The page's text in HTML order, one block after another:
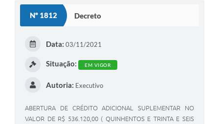
Nº 1812 Decreto
Data: 03/11/2021
Situação: EM VIGOR
Autoria: Executivo
ABERTURA DE CRÉDITO ADICIONAL SUPLEMENTAR NO
VALOR DE R$ 536.120,00 ( QUINHENTOS E TRINTA E SEIS